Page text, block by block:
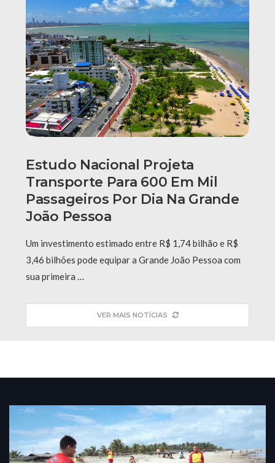
Estudo Nacional Projeta
Transporte Para 600 Em Mil
Passageiros Por Dia Na Grande
João Pessoa
Um investimento estimado entre R$ 1,74 bilhão e R$
3,46 bilhões pode equipar a Grande João Pessoa com
sua primeira …
VER MAIS NOTÍCIAS